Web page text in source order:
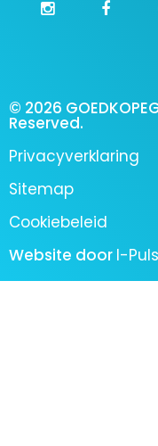
© 2026
Reserved.
Privacyverklaring
Sitemap
Cookiebeleid
Website door I-